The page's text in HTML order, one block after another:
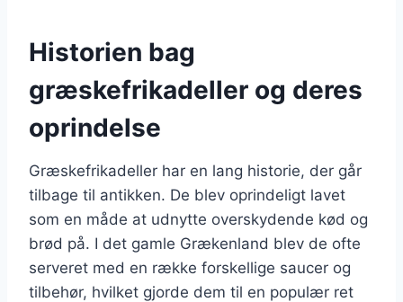
Historien bag
græskefrikadeller og deres
oprindelse
Græskefrikadeller har en lang historie, der går
tilbage til antikken. De blev oprindeligt lavet
som en måde at udnytte overskydende kød og
brød på. I det gamle Grækenland blev de ofte
serveret med en række forskellige saucer og
tilbehør, hvilket gjorde dem til en populær ret